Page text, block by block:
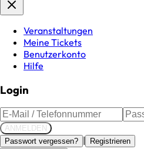
Veranstaltungen
Meine Tickets
Benutzerkonto
Hilfe
Login
ANMELDEN
Passwort vergessen? |
Registrieren